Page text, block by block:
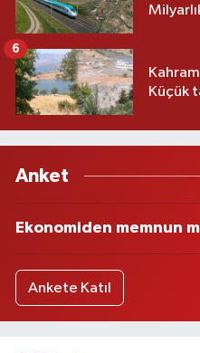
Küçük
6
Anket
Ekonomiden memnun
Ankete Katıl